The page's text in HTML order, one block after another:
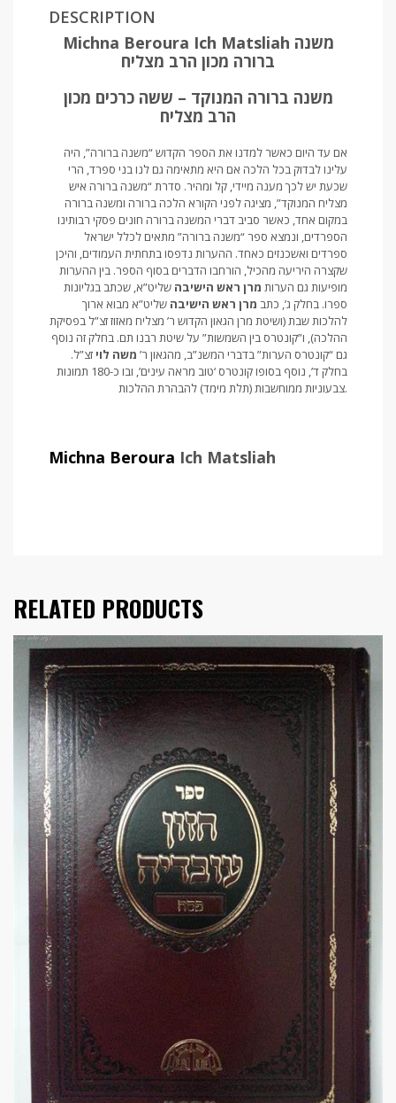
DESCRIPTION
Michna Beroura Ich Matsliah משנה
ברורה מכון הרב מצליח
משנה ברורה המנוקד – ששה כרכים מכון
הרב מצליח
אם עד היום כאשר למדנו את הספר הקדוש “משנה ברורה”, היה
עלינו לבדוק בכל הלכה אם היא מתאימה גם לנו בני ספרד, הרי
שכעת יש לכך מענה מיידי, קל ומהיר. סדרת “משנה ברורה איש
מצליח המנוקד”, מציגה לפני הקורא הלכה ברורה ומשנה ברורה
במקום אחד, כאשר סביב דברי המשנה ברורה חונים פסקי רבותינו
הספרדים, ונמצא ספר “משנה ברורה” מתאים לכלל ישראל
ספרדים ואשכנזים כאחד. ההערות נדפסו בתחתית העמודים, והיכן
שקצרה היריעה מהכיל, הורחבו הדברים בסוף הספר. בין ההערות
מופיעות גם הערות מרן ראש הישיבה שליט”א, שכתב בגליונות
ספרו. בחלק ג’, כתב מרן ראש הישיבה שליט”א מבוא ארוך
להלכות שבת (ושיטת מרן הגאון הקדוש ר’ מצליח מאזוז זצ”ל בפסיקת
ההלכה), ו”קונטרס בין השמשות” על שיטת רבנו תם. בחלק זה נוסף
גם “קונטרס הערות” בדברי המשנ”ב, מהגאון ר’ משה לוי זצ”ל.
בחלק ד’, נוסף בסופו קונטרס ‘טוב מראה עינים’, ובו כ-180 תמונות
צבעוניות ממוחשבות (תלת מימד) להבהרת ההלכות.
Michna Beroura Ich Matsliah
RELATED PRODUCTS